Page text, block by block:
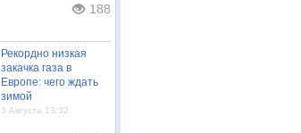
188
Рекордно низкая
закачка газа в
Европе: чего ждать
зимой
3 Августа 13:32